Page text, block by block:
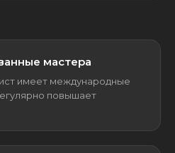
мастера
имеет международные
повышает